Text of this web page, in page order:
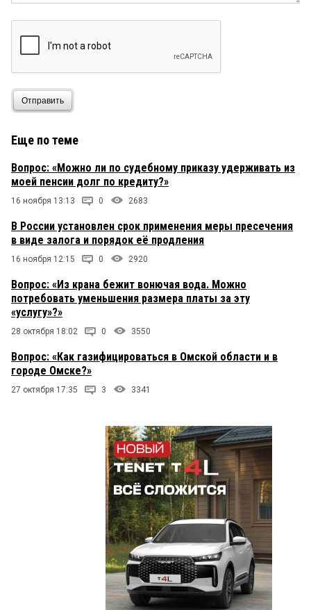
Отправить
Еще по теме
Вопрос: «Можно ли по судебному приказу удерживать из
моей пенсии долг по кредиту?»
16 ноября 13:13 0 2683
В России установлен срок применения меры пресечения
в виде залога и порядок её продления
16 ноября 12:15 0 2920
Вопрос: «Из крана бежит вонючая вода. Можно
потребовать уменьшения размера платы за эту
«услугу»?»
28 октября 18:02 0 3550
Вопрос: «Как газифицироваться в Омской области и в
городе Омске?»
27 октября 17:35 3 3341